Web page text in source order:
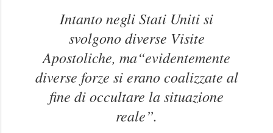
Intanto negli Stati Uniti si
svolgono diverse Visite
Apostoliche, ma“evidentemente
diverse forze si erano coalizzate al
fine di occultare la situazione
reale”.